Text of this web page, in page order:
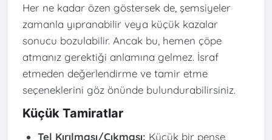
Her ne kadar özen göstersek de, şemsiyeler
zamanla yıpranabilir veya küçük kazalar
sonucu bozulabilir. Ancak bu, hemen çöpe
atmanız gerektiği anlamına gelmez. İsraf
etmeden değerlendirme ve tamir etme
seçeneklerini göz önünde bulundurabilirsiniz.
Küçük Tamiratlar
Tel Kırılması/Çıkması: Küçük bir pense